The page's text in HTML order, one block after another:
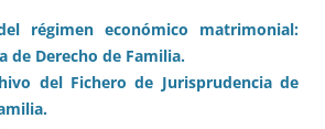
régimen económico matrimonial:
de Derecho de Familia.
del Fichero de Jurisprudencia de